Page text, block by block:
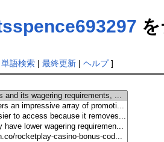
単語検索| 最終更新| ヘルプ]